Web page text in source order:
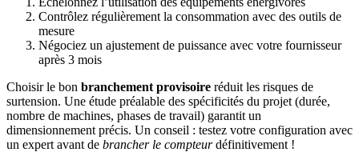
Contrôlez régulièrement la consommation avec des outils de
mesure
Négociez un ajustement de puissance avec votre fournisseur
après 3 mois
Choisir le bon branchement provisoire réduit les risques de
surtension. Une étude préalable des spécificités du projet (durée,
nombre de machines, phases de travail) garantit un
dimensionnement précis. Un conseil : testez votre configuration avec
un expert avant de brancher le compteurdéfinitivement !